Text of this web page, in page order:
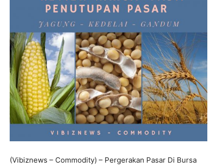
(Vibiznews – Commodity) – Pergerakan Pasar Di Bursa